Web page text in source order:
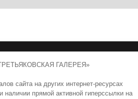
ГАЛЕРЕЯ»
сайта на других интернет-ресурсах
наличии прямой активной гиперссылки на